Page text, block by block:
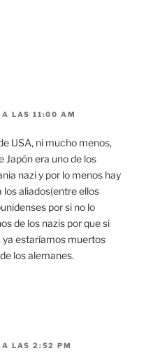
LAS 11:00 AM
USA, ni mucho menos,
Japón era uno de los
nazi y por lo menos hay
los aliados(entre ellos
por si no lo
de los nazis por que si
ya estaríamos muertos
los alemanes.
A LAS 2:52 PM